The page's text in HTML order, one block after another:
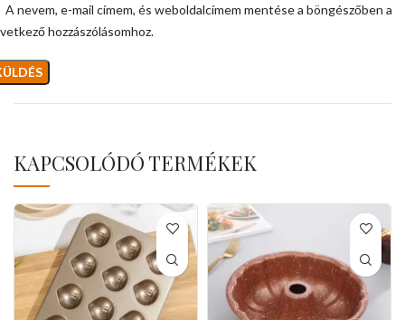
A nevem, e-mail címem, és weboldalcímem mentése a böngészőben a
hozzászólásomhoz.
KAPCSOLÓDÓ TERMÉKEK